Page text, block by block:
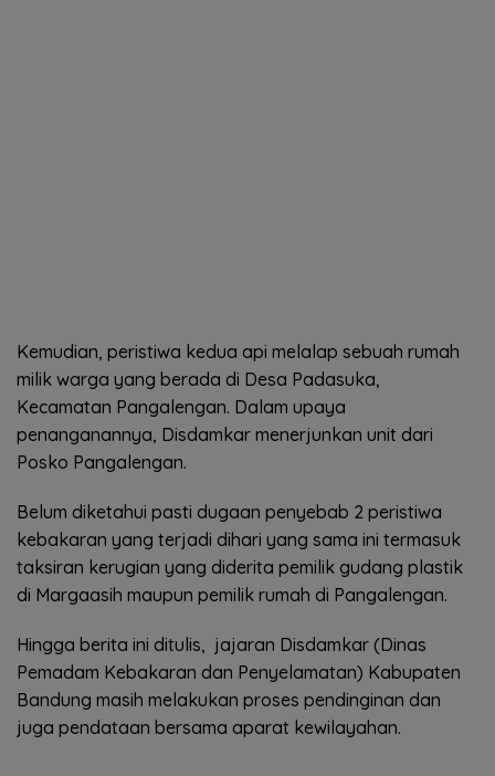
Kemudian, peristiwa kedua api melalap sebuah rumah
milik warga yang berada di Desa Padasuka,
Kecamatan Pangalengan. Dalam upaya
penanganannya, Disdamkar menerjunkan unit dari
Posko Pangalengan.
Belum diketahui pasti dugaan penyebab 2 peristiwa
kebakaran yang terjadi dihari yang sama ini termasuk
taksiran kerugian yang diderita pemilik gudang plastik
di Margaasih maupun pemilik rumah di Pangalengan.
Hingga berita ini ditulis, jajaran Disdamkar (Dinas
Pemadam Kebakaran dan Penyelamatan) Kabupaten
Bandung masih melakukan proses pendinginan dan
juga pendataan bersama aparat kewilayahan.